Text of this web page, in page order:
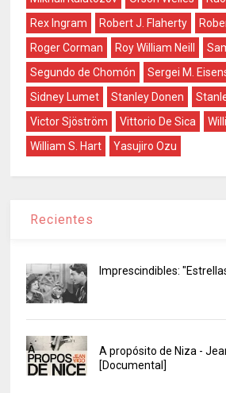
Rex Ingram
Robert J. Flaherty
Roger Corman
Roy William Neill
Segundo de Chomón
Sergei M.
Sidney Lumet
Stanley Donen
Victor Sjöström
Vittorio De Sica
William S. Hart
Yasujiro Ozu
Recientes
Imprescindibles:
A propósito de Niza -
[Documental]